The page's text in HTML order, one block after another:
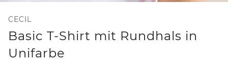
CECIL
Basic T-Shirt mit Rundhals in
Unifarbe